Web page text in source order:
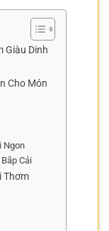
Giàu Dinh
Cho Món
Ngon
Cải
Thơm